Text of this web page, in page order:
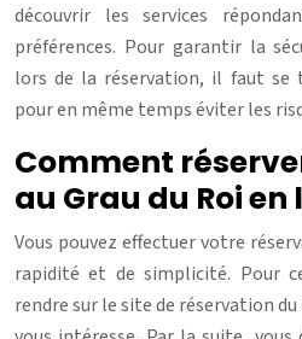
découvrir les services
préférences. Pour garantir la
lors de la réservation, il faut se
pour en même temps éviter les
Comment
au Grau du Roi en
Vous pouvez effectuer votre
rapidité et de simplicité. Pour
rendre sur le site de réservation